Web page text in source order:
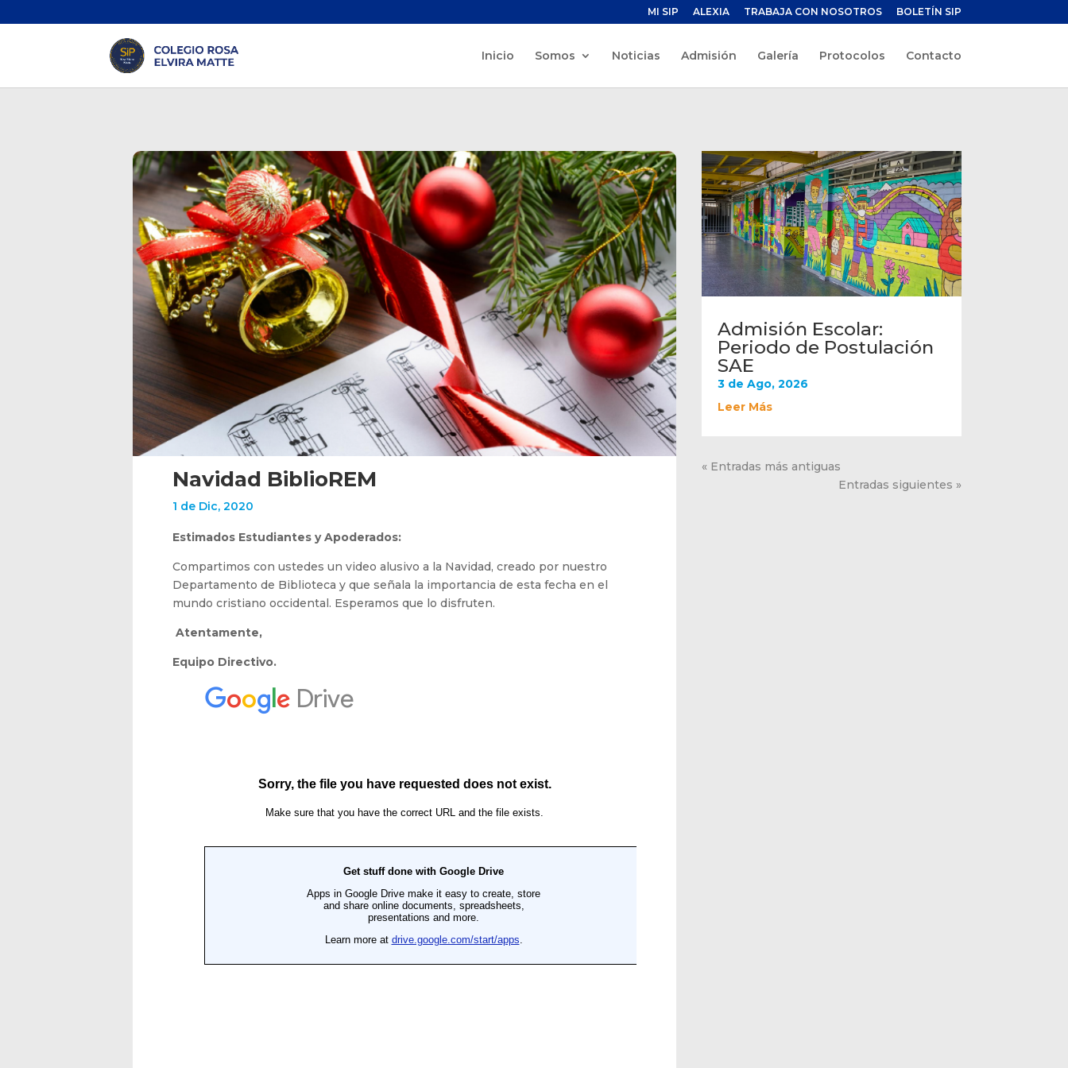
MI SIP ALEXIA TRABAJA CON NOSOTROS BOLETÍN SIP
Inicio Somos Noticias Admisión Galería Protocolos Contacto
Admisión Escolar:
Periodo de Postulación
SAE
3 de Ago, 2026
Leer Más
« Entradas más antiguas
Entradas siguientes »
Navidad BiblioREM
1 de Dic, 2020
Estimados Estudiantes y Apoderados:
Compartimos con ustedes un video alusivo a la Navidad, creado por nuestro
Departamento de Biblioteca y que señala la importancia de esta fecha en el
mundo cristiano occidental. Esperamos que lo disfruten.
Atentamente,
Equipo Directivo.